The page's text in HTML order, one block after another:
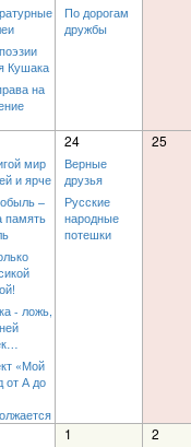
Кушака
на
По дорогам
дружбы
мир
и ярче
–
память
- ложь,
«Мой
от А до
24
Верные
друзья
Русские
народные
потешки
25
1 2